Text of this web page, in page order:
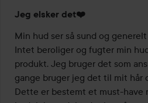
5
ud
af
5
Jeg elsker det❤️
Min hud ser så sund og
Intet beroliger og fugter min
produkt. Jeg bruger det som
gange bruger jeg det til mit hår
Dette er bestemt et must-have